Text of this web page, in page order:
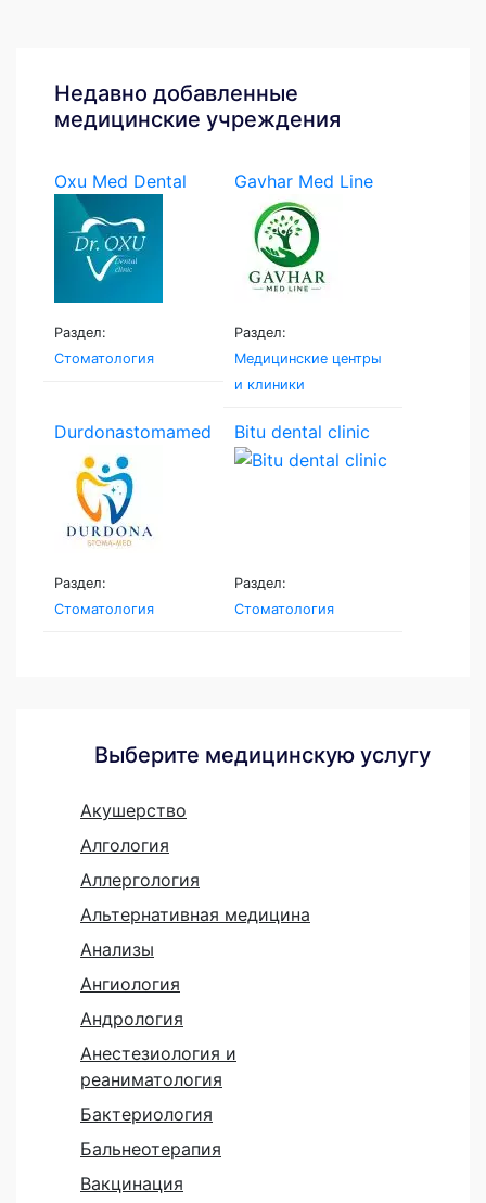
Недавно добавленные
медицинские учреждения
Oxu Med Dental
Раздел:
Стоматология
Gavhar Med Line
Раздел:
Медицинские центры
и клиники
Durdonastomamed
Раздел:
Стоматология
Bitu dental clinic
Раздел:
Стоматология
Выберите медицинскую услугу
Акушерство
Алгология
Аллергология
Альтернативная медицина
Анализы
Ангиология
Андрология
Анестезиология и
реаниматология
Бактериология
Бальнеотерапия
Вакцинация